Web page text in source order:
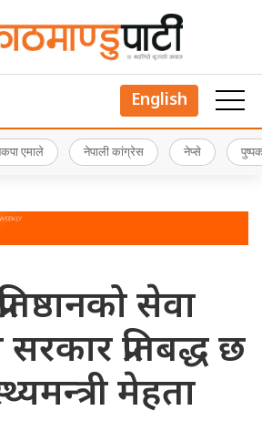
English
एमाले नेपाली कांग्रेस नेप्से
सेवा
सरकार प्रतिबद्ध छ
मेहता